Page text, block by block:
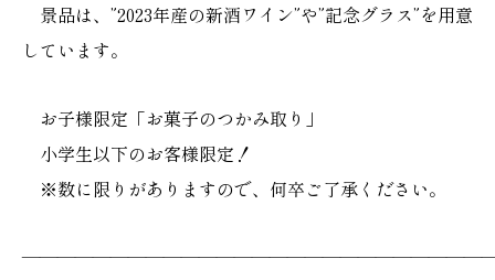
景品は、”2023年産の新酒ワイン”や”記念グラス”を用意
しています。
お子様限定「お菓子のつかみ取り」
小学生以下のお客様限定！
※数に限りがありますので、何卒ご了承ください。